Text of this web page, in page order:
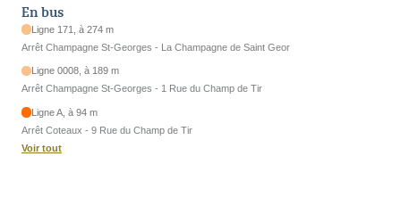
En bus
Ligne 171, à 274 m
Arrêt Champagne St-Georges - La Champagne de Saint Geor
Ligne 0008, à 189 m
Arrêt Champagne St-Georges - 1 Rue du Champ de Tir
Ligne A, à 94 m
Arrêt Coteaux - 9 Rue du Champ de Tir
Voir tout